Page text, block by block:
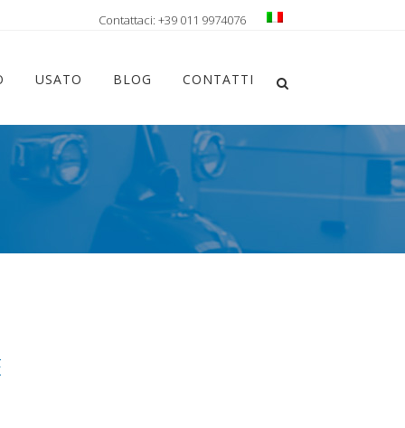
Contattaci: +39 011 9974076
USATO BLOG CONTATTI